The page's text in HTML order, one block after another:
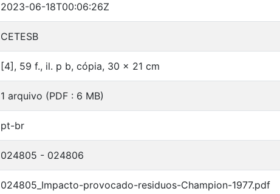
2023-06-18T00:06:26Z
CETESB
[4], 59 f., il. p b, cópia, 30 x 21 cm
1 arquivo (PDF : 6 MB)
pt-br
024805 - 024806
024805_Impacto-provocado-residuos-Champion-1977.pdf